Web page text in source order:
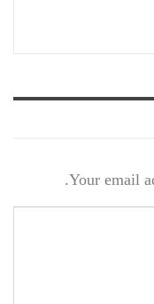
Your email